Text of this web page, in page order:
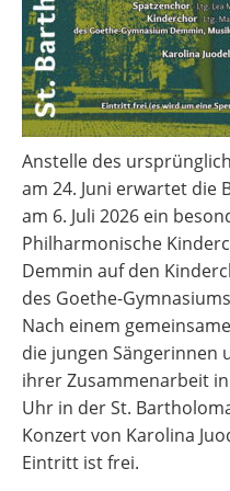
Anstelle des
am 24. Juni erwartet die
am 6. Juli 2026 ein
Philharmonische
Demmin auf den
des Goethe-
Nach einem
die jungen Sängerinnen
ihrer Zusammenarbeit
Uhr in der St.
Konzert von Karolina
Eintritt ist frei.